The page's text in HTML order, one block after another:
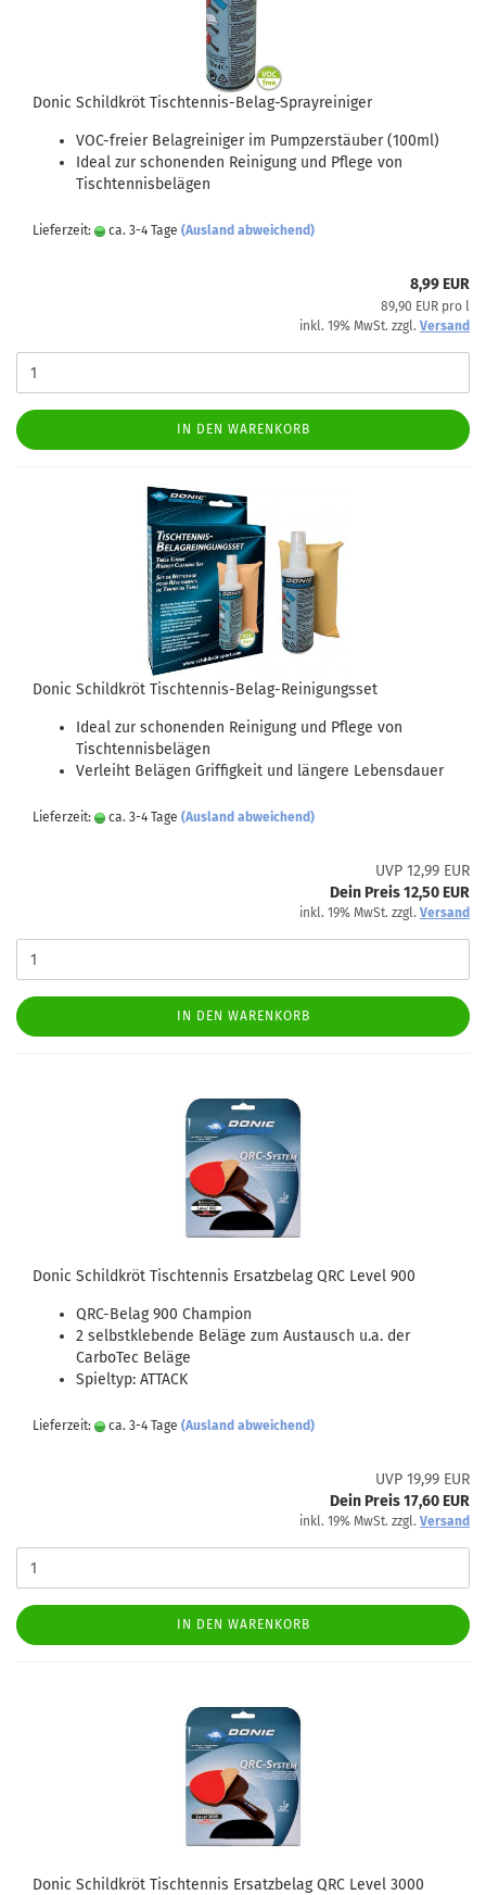
Donic Schildkröt Tischtennis-Belag-Sprayreiniger
VOC-freier Belagreiniger im Pumpzerstäuber (100ml)
Ideal zur schonenden Reinigung und Pflege von
Tischtennisbelägen
Lieferzeit: ca. 3-4 Tage (Ausland abweichend)
8,99 EUR
89,90 EUR pro l
inkl. 19% MwSt. zzgl. Versand
IN DEN WARENKORB
Donic Schildkröt Tischtennis-Belag-Reinigungsset
Ideal zur schonenden Reinigung und Pflege von
Tischtennisbelägen
Verleiht Belägen Griffigkeit und längere Lebensdauer
Lieferzeit: ca. 3-4 Tage (Ausland abweichend)
UVP 12,99 EUR
Dein Preis 12,50 EUR
inkl. 19% MwSt. zzgl. Versand
IN DEN WARENKORB
Donic Schildkröt Tischtennis Ersatzbelag QRC Level 900
QRC-Belag 900 Champion
2 selbstklebende Beläge zum Austausch u.a. der
CarboTec Beläge
Spieltyp: ATTACK
Lieferzeit: ca. 3-4 Tage (Ausland abweichend)
UVP 19,99 EUR
Dein Preis 17,60 EUR
inkl. 19% MwSt. zzgl. Versand
IN DEN WARENKORB
Donic Schildkröt Tischtennis Ersatzbelag QRC Level 3000